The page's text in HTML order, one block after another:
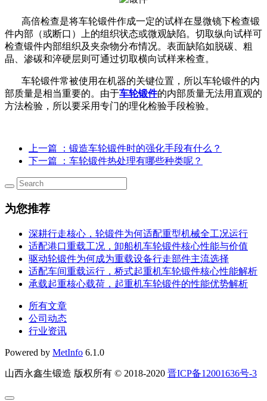
高倍检查是将车轮锻件作成一定的试样在显微镜下检查锻
件内部（或断口）上的组织状态或微观缺陷。切取纵向试样可
检查锻件内部组织及夹杂物分布情况。表面缺陷如脱碳、粗
晶、渗碳和淬硬层则可通过切取横向试样来检查。
车轮锻件常被使用在机器的关键位置，所以车轮锻件的内
部质量是相当重要的。由于车轮锻件的内部质量无法用直观的
方法检验，所以要采用专门的理化检验手段检验。
上一篇
：锻造车轮锻件时的强化手段有什么？
下一篇
：车轮锻件热处理有哪些种类呢？
为您推荐
深耕行走核心，轮锻件为何适配重型机械全工况运行
适配港口重载工况，卸船机车轮锻件核心性能与价值
驱动轮锻件为何成为重载设备行走部件主流选择
适配车间重载运行，桥式起重机车轮锻件核心性能解析
承载起重核心载荷，起重机车轮锻件的性能优势解析
所有文章
公司动态
行业资讯
Powered by MetInfo 6.1.0
山西永鑫生锻造 版权所有 © 2018-2020 晋ICP备12001636号-3